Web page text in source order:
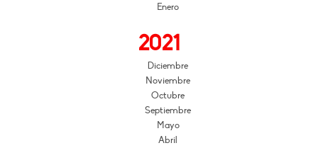
Enero
2021
Diciembre
Noviembre
Octubre
Septiembre
Mayo
Abril